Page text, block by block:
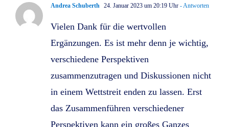
Andrea Schuberth 24. Januar 2023 um 20:19 Uhr - Antworten
Vielen Dank für die wertvollen
Ergänzungen. Es ist mehr denn je wichtig,
verschiedene Perspektiven
zusammenzutragen und Diskussionen nicht
in einem Wettstreit enden zu lassen. Erst
das Zusammenführen verschiedener
Perspektiven kann ein großes Ganzes